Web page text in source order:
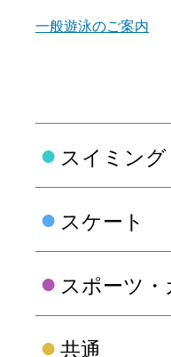
一般遊泳のご案内